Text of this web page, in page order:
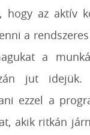
hogy az aktív
a
a
jut idejük.
ezzel a
akik ritkán